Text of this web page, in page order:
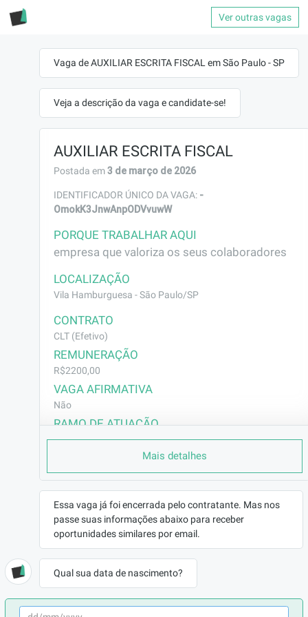
Ver outras vagas
Vaga de AUXILIAR ESCRITA FISCAL em São Paulo - SP
Veja a descrição da vaga e candidate-se!
AUXILIAR ESCRITA FISCAL
Postada em3 de março de 2026
IDENTIFICADOR ÚNICO DA VAGA: -
OmokK3JnwAnpODVvuwW
PORQUE TRABALHAR AQUI
empresa que valoriza os seus colaboradores
LOCALIZAÇÃO
Vila Hamburguesa - São Paulo/SP
CONTRATO
CLT (Efetivo)
REMUNERAÇÃO
R$2200,00
VAGA AFIRMATIVA
Não
RAMO DE ATUAÇÃO
Contabilidade/Financeiro
a combinar
DESCRIÇÃO
Lançamento e conferência de notas fiscais de
entrada e saída.
Organização e controle de documentos fiscais
, apoio na apuração de impostos ( ISS,
Funrural , etc.) Emissão de guias e relatórios
fiscais.
Mais detalhes
Essa vaga já foi encerrada pelo contratante. Mas nos
passe suas informações abaixo para receber
oportunidades similares por email.
Qual sua data de nascimento?